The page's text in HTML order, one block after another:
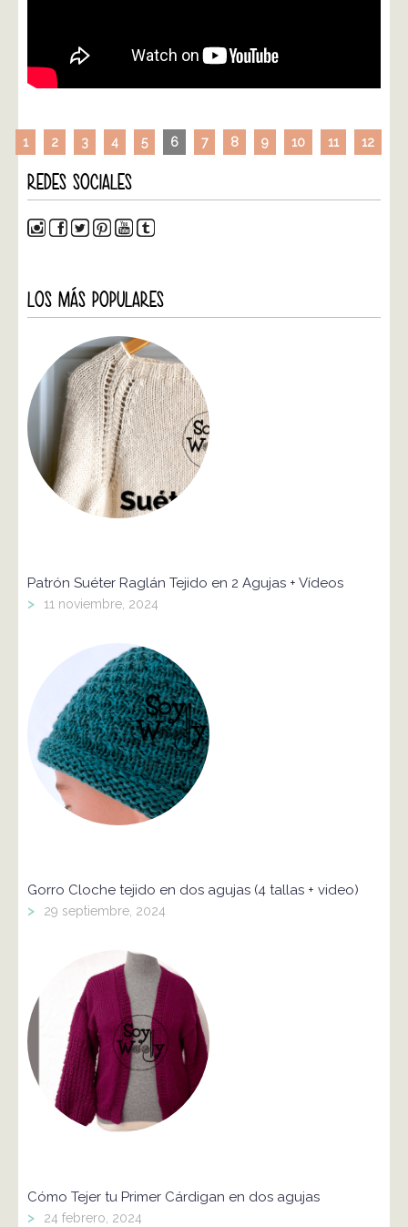
1 2 3 4 5 6 7 8 9 10 11 12
REDES SOCIALES
LOS MÁS POPULARES
Patrón Suéter Raglán Tejido en 2 Agujas + Vídeos
> 11 noviembre, 2024
Gorro Cloche tejido en dos agujas (4 tallas + video)
> 29 septiembre, 2024
Cómo Tejer tu Primer Cárdigan en dos agujas
> 24 febrero, 2024